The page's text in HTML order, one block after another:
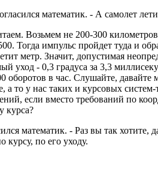
математик. - А самолет
Возьмем не 200-300 километров
Тогда импульс пройдет туда и
метр. Значит, допустимая
уход - 0,3 градуса за 3,3
оборотов в час. Слушайте,
а то у нас таких и курсовых
если вместо требований по
курса?
математик. - Раз вы так хотите,
курсу, по его уходу.